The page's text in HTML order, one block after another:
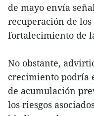
de mayo envía
recuperación de
fortalecimiento de
No obstante,
crecimiento podría
de acumulación
los riesgos